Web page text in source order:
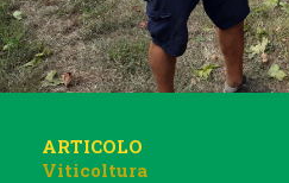
ARTICOLO
Viticoltura